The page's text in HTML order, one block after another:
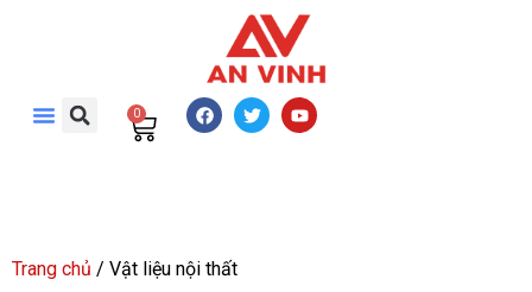
0
Trang chủ / Vật liệu nội thất